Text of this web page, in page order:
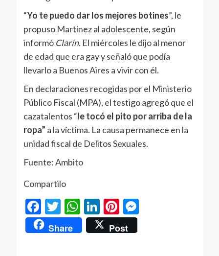
“Yo te puedo dar los mejores botines”, le
propuso Martínez al adolescente, según
informó Clarín. El miércoles le dijo al menor
de edad que era gay y señaló que podía
llevarlo a Buenos Aires a vivir con él.
En declaraciones recogidas por el Ministerio
Público Fiscal (MPA), el testigo agregó que el
cazatalentos “le tocó el pito por arriba de la
ropa” a la víctima. La causa permanece en la
unidad fiscal de Delitos Sexuales.
Fuente: Ambito
Compartilo
Facebook
Twitter
WhatsApp
LinkedIn
Pinterest
Messenger
Share Post